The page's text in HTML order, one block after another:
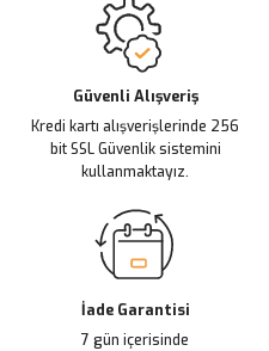
olmalı.
Güvenli Alışveriş
Kredi kartı alışverişlerinde 256
bit SSL Güvenlik sistemini
kullanmaktayız.
İade Garantisi
7 gün içerisinde